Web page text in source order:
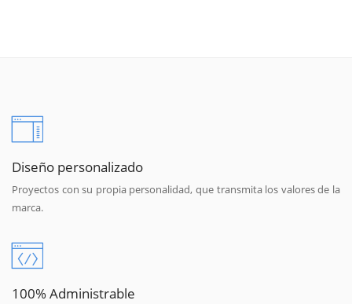
Diseño personalizado
Proyectos con su propia personalidad, que transmita los valores de la
marca.
100% Administrable